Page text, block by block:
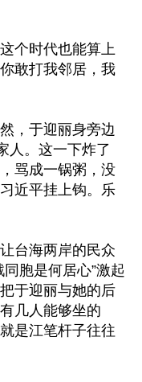
个时代也能算上
敢打我邻居，我
，于迎丽身旁边
人。这一下炸了
骂成一锅粥，没
近平挂上钩。乐
台海两岸的民众
胞是何居心”激起
于迎丽与她的后
几人能够坐的
是江笔杆子往往